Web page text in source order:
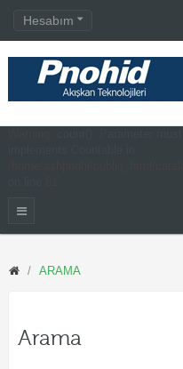
Hesabım
ARAMA
Arama